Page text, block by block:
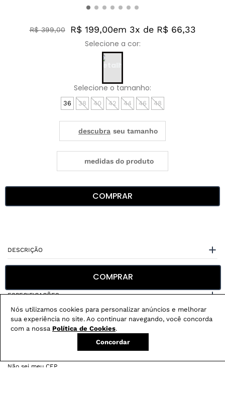
Nós utilizamos cookies para personalizar anúncios e melhorar
sua experiência no site. Ao continuar navegando, você concorda
com a nossa Política de Cookies.
Concordar
R$ 399,00 R$ 199,00em 3x de R$ 66,33
36 38 40 42 44 46 48
medidas do produto
COMPRAR
DESCRIÇÃO
ESPECIFICAÇÕES
Não sei meu CEP
COMPRAR